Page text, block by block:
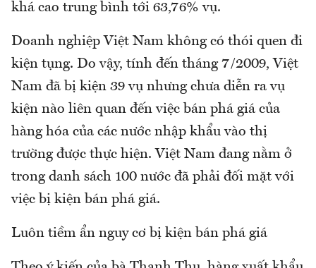
khá cao trung bình tới 63,76% vụ.
Doanh nghiệp Việt Nam không có thói quen đi
kiện tụng. Do vậy, tính đến tháng 7/2009, Việt
Nam đã bị kiện 39 vụ nhưng chưa diễn ra vụ
kiện nào liên quan đến việc bán phá giá của
hàng hóa của các nước nhập khẩu vào thị
trường được thực hiện. Việt Nam đang nằm ở
trong danh sách 100 nước đã phải đối mặt với
việc bị kiện bán phá giá.
Luôn tiềm ẩn nguy cơ bị kiện bán phá giá